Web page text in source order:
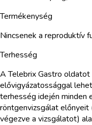
Termékenység
Nincsenek a reproduktív
Terhesség
A Telebrix Gastro
elővigyázatossággal
terhesség idején minden
röntgenvizsgálat előnyeit
végezve a vizsgálatot)